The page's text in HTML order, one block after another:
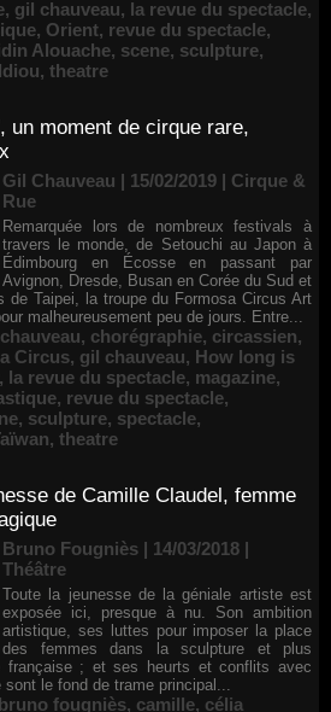
, gil chauveau, la revue du spectacle,
, Orient, revue du spectacle,
Alouache, scene, sculpture,
, theatre
un moment de cirque rare,
Gil Chauveau | 15/02/2019 | Cirque &
Rue
Remarquée lors de nombreux festivals à
travers le monde, de Setouchi au Japon à
Édimbourg en Écosse en passant par
Avignon, Dresde, Busan en Corée du Sud et
de Taipei, la troupe du Formosa Circus Art
malheureusement peu de jours. Entre...
chauveau, chorégraphie, circassien,
Circus, gil chauveau, How long is
, la revue du spectacle, magazine,
, revue du spectacle,
, sculpture, spectacle,
, theatre
de Camille Claudel, femme
Bruno Fougniès | 14/03/2018 |
Théâtre
Toute la jeunesse de la géniale artiste est
exposée ici, presque à nu. Son ambition
artistique, ses luttes pour imposer la place
des femmes dans la sculpture et plus
française ; et ses heurts et conflits avec
sont le fond de trame principal...
bruno fougniès, camille, célia